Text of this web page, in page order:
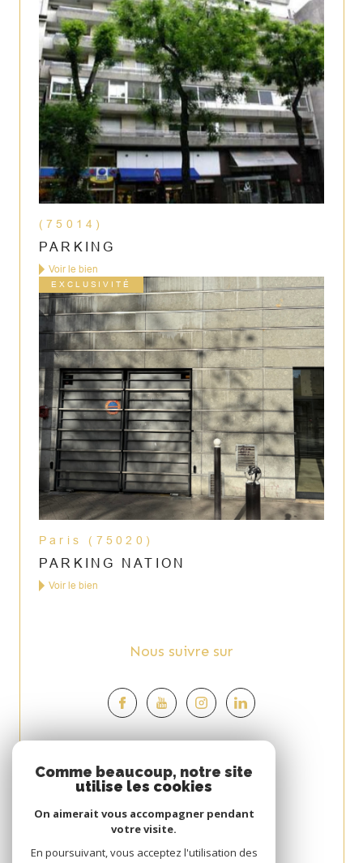
(75014)
PARKING
Voir le bien
EXCLUSIVITÉ
Paris (75020)
PARKING NATION
Voir le bien
Nous suivre sur
Espace
PROPRIÉTAIRE
Se connecter
Avis
Comme beaucoup, notre site
utilise les cookies
On aimerait vous accompagner pendant
votre visite.
En poursuivant, vous acceptez l'utilisation des